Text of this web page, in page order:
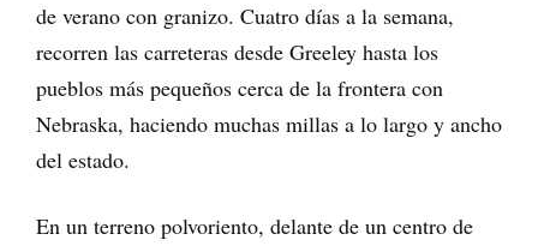
de verano con granizo. Cuatro días a la semana,
recorren las carreteras desde Greeley hasta los
pueblos más pequeños cerca de la frontera con
Nebraska, haciendo muchas millas a lo largo y ancho
del estado.
En un terreno polvoriento, delante de un centro de